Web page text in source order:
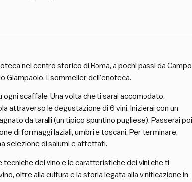
nel centro storico di Roma, a pochi passi da Campo
Giampaolo, il sommelier dell’enoteca.
ogni scaffale. Una volta che ti sarai accomodato,
attraverso le degustazione di 6 vini. Inizierai con un
da taralli (un tipico spuntino pugliese). Passerai poi
di formaggi laziali, umbri e toscani. Per terminare,
selezione di salumi e affettati.
del vino e le caratteristiche dei vini che ti
oltre alla cultura e la storia legata alla vinificazione in